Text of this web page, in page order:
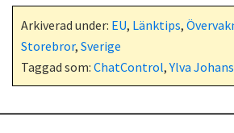
Arkiverad under: EU, Länktips,
Storebror, Sverige
Taggad som: ChatControl,Ylva